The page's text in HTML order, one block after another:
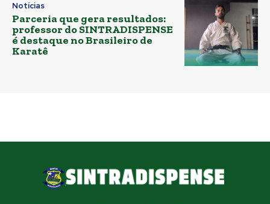
Notícias
Parceria que gera resultados:
professor do SINTRADISPENSE
é destaque no Brasileiro de
Karatê